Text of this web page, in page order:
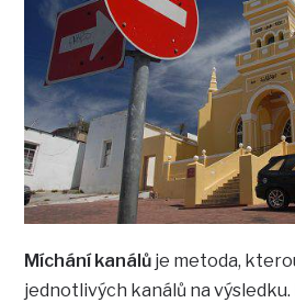
Míchání kanálů je metoda,
jednotlivých kanálů na